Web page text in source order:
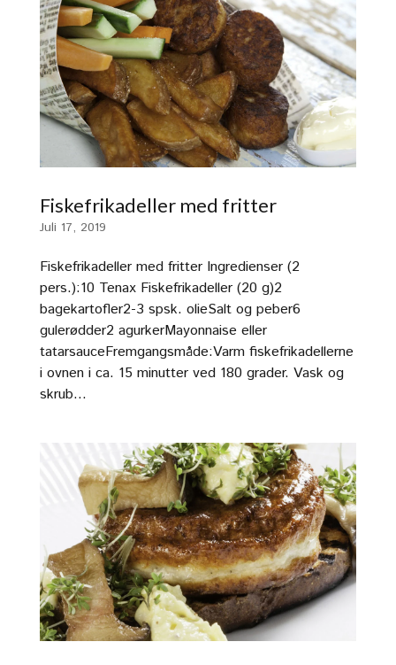
Fiskefrikadeller med fritter
Juli 17, 2019
Fiskefrikadeller med fritter Ingredienser (2
pers.):10 Tenax Fiskefrikadeller (20 g)2
bagekartofler2-3 spsk. olieSalt og peber6
gulerødder2 agurkerMayonnaise eller
tatarsauceFremgangsmåde:Varm fiskefrikadellerne
i ovnen i ca. 15 minutter ved 180 grader. Vask og
skrub...